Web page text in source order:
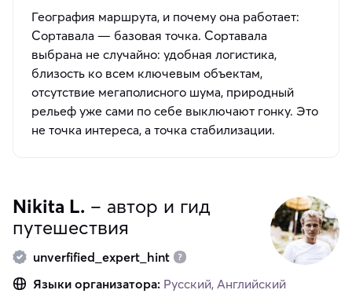
География маршрута, и почему она работает:
Сортавала — базовая точка. Сортавала
выбрана не случайно: удобная логистика,
близость ко всем ключевым объектам,
отсутствие мегаполисного шума, природный
рельеф уже сами по себе выключают гонку. Это
не точка интереса, а точка стабилизации.
Nikita L. – автор и гид
путешествия
unverfified_expert_hint
Языки организатора: Русский, Английский